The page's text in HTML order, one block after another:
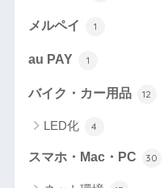
メルペイ 1
au PAY 1
バイク・カー用品 12
LED化 4
スマホ・Mac・PC 30